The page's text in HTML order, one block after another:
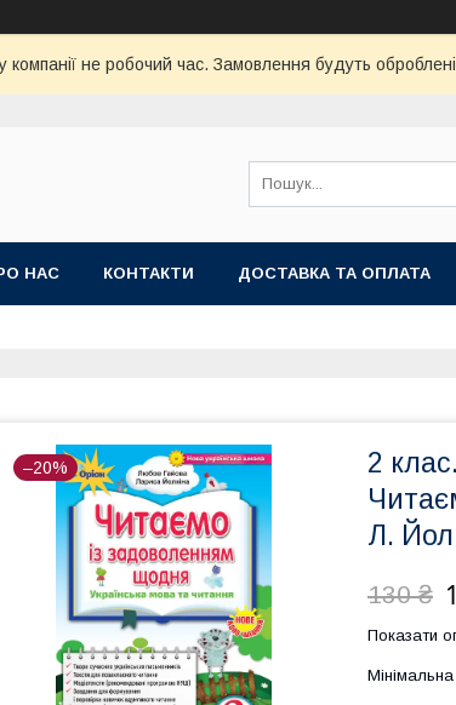
компанії не робочий час. Замовлення будуть
НАС КОНТАКТИ ДОСТАВКА ТА ОПЛАТА
–20%
2
Л.
130 ₴
Показати